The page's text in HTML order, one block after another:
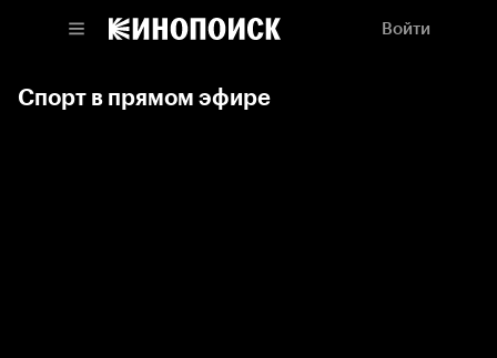
Войти
Спорт в прямом эфире